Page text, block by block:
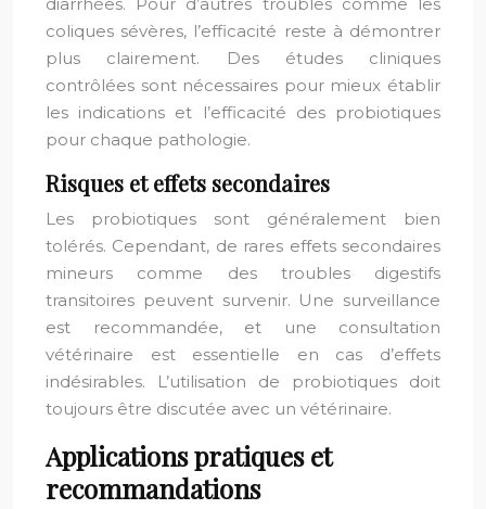
coliques sévères, l’efficacité reste à démontrer
plus clairement. Des études cliniques
contrôlées sont nécessaires pour mieux établir
les indications et l’efficacité des probiotiques
pour chaque pathologie.
Risques et effets secondaires
Les probiotiques sont généralement bien
tolérés. Cependant, de rares effets secondaires
mineurs comme des troubles digestifs
transitoires peuvent survenir. Une surveillance
est recommandée, et une consultation
vétérinaire est essentielle en cas d’effets
indésirables. L’utilisation de probiotiques doit
toujours être discutée avec un vétérinaire.
Applications pratiques et
recommandations